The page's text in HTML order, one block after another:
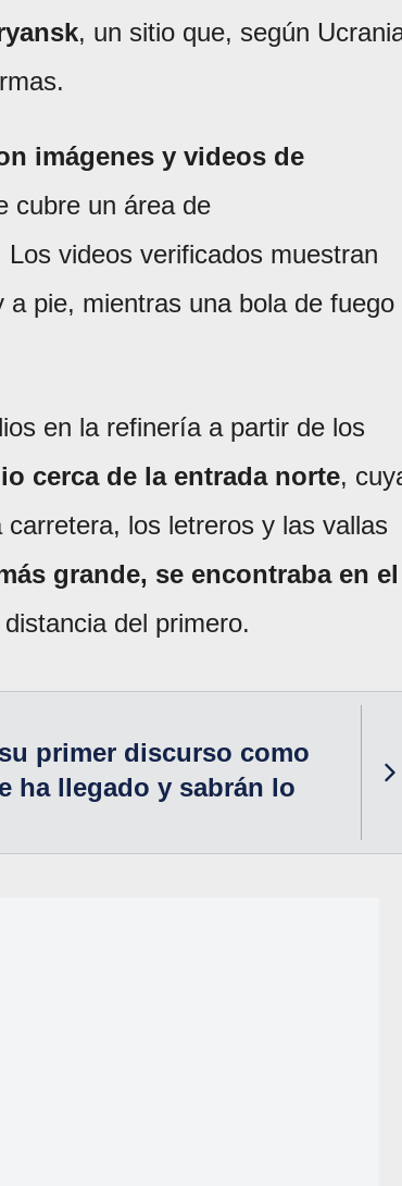
, un sitio que, según
imágenes y videos de
cubre un área de
videos verificados muestran
pie, mientras una bola de fuego
en la refinería a partir de los
cerca de la entrada norte,
los letreros y las vallas
grande, se encontraba en el
del primero.
primer discurso como
ha llegado y sabrán lo